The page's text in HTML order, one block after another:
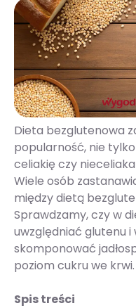
Dieta bezglutenowa
popularność, nie
celiakię czy
Wiele osób
między dietą
Sprawdzamy, czy w
uwzględniać glutenu i
skomponować
poziom cukru we krwi.
Spis treści